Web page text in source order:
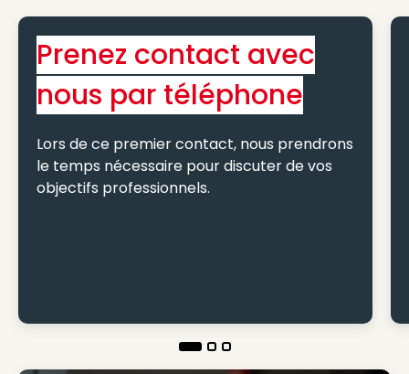
Prenez contact avec
nous par téléphone
Lors de ce premier contact, nous prendrons
le temps nécessaire pour discuter de vos
objectifs professionnels.